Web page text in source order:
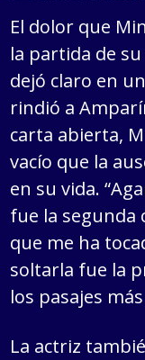
El dolor que
la partida de
dejó claro en
rindió a
carta abierta,
vacío que la
en su vida.
fue la segunda
que me ha
soltarla fue la
los pasajes
La actriz